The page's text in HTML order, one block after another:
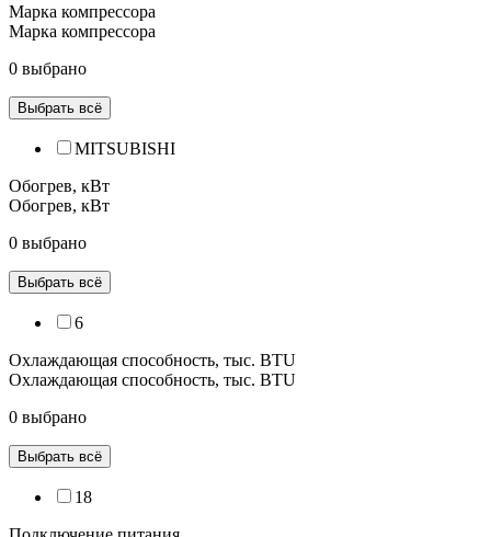
Марка компрессора
Марка компрессора
0 выбрано
Выбрать всё
MITSUBISHI
Обогрев, кВт
Обогрев, кВт
0 выбрано
Выбрать всё
6
Охлаждающая способность, тыс. BTU
Охлаждающая способность, тыс. BTU
0 выбрано
Выбрать всё
18